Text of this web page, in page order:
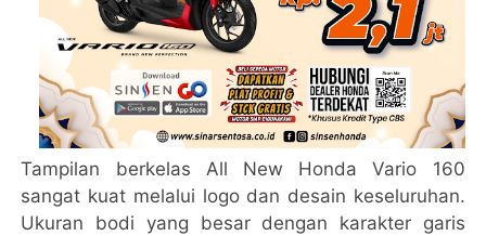
Tampilan berkelas All New Honda Vario 160
sangat kuat melalui logo dan desain keseluruhan.
Ukuran bodi yang besar dengan karakter garis